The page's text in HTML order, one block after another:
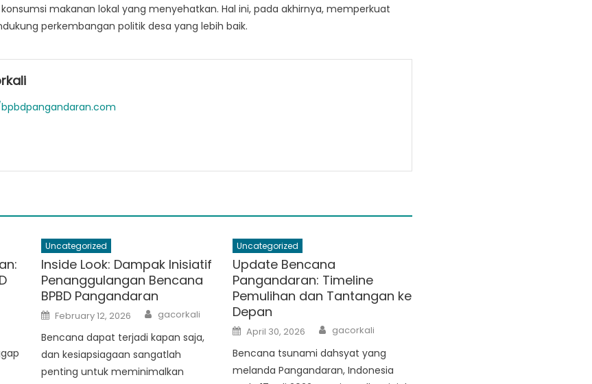
makanan lokal yang menyehatkan. Hal ini, pada akhirnya, memperkuat
perkembangan politik desa yang lebih baik.
Uncategorized
Inside Look: Dampak Inisiatif
Penanggulangan Bencana
BPBD Pangandaran
Posted
on
February 12, 2026 Author
gacorkali
Bencana dapat terjadi kapan saja,
dan kesiapsiagaan sangatlah
penting untuk meminimalkan
Uncategorized
Update Bencana
Pangandaran: Timeline
Pemulihan dan Tantangan ke
Depan
Posted
on
April 30, 2026 Author
gacorkali
Bencana tsunami dahsyat yang
melanda Pangandaran, Indonesia